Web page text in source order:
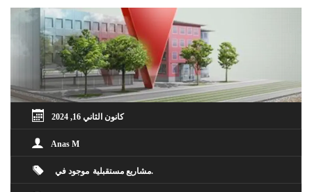
كانون الثاني 16, 2024
Anas M
موجود في مشاريع مستقبلية